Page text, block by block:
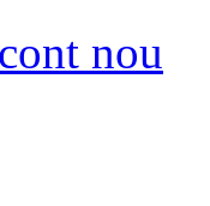
cont nou